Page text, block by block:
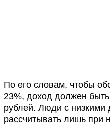
По его словам, чтобы
23%, доход должен
рублей. Люди с низкими
рассчитывать лишь при